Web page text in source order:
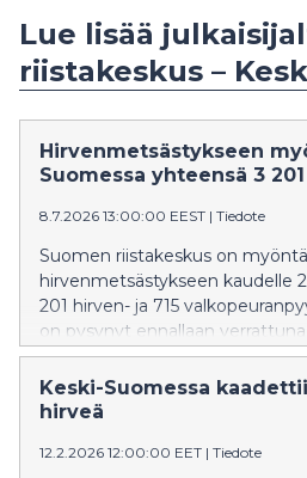
Lue lisää
riistakeskus –
Hirvenmetsästykseen
Suomessa yhteensä 3
8.7.2026 13:00:00 EEST | Tiedote
Suomen riistakeskus on
hirvenmetsästykseen kaudelle
201 hirven- ja 715
on pysynyt ennallaan
metsästyskauteen.
Keski-Suomessa
hirveä
12.2.2026 12:00:00 EET | Tiedote